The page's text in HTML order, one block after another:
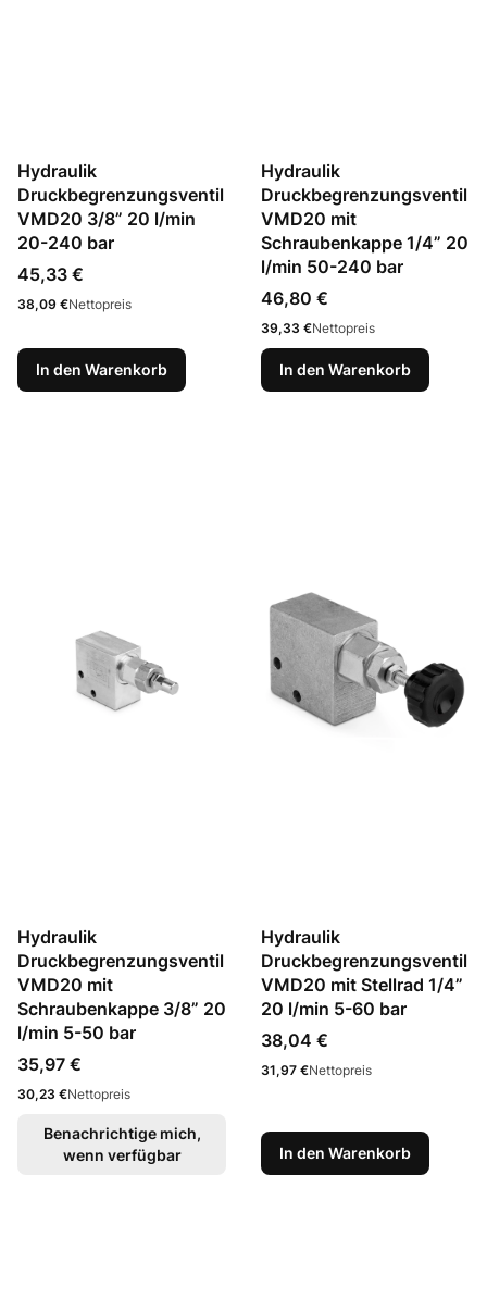
Hydraulik
Druckbegrenzungsventil
VMD20 3/8” 20 l/min
20-240 bar
Preis
45,33 €
Preis
38,09 €Nettopreis
In den Warenkorb
Hydraulik
Druckbegrenzungsventil
VMD20 mit
Schraubenkappe 1/4” 20
l/min 50-240 bar
Preis
46,80 €
Preis
39,33 €Nettopreis
In den Warenkorb
Hydraulik
Druckbegrenzungsventil
VMD20 mit
Schraubenkappe 3/8” 20
l/min 5-50 bar
Preis
35,97 €
Preis
30,23 €Nettopreis
Benachrichtige mich,
wenn verfügbar
Hydraulik
Druckbegrenzungsventil
VMD20 mit Stellrad 1/4”
20 l/min 5-60 bar
Preis
38,04 €
Preis
31,97 €Nettopreis
In den Warenkorb